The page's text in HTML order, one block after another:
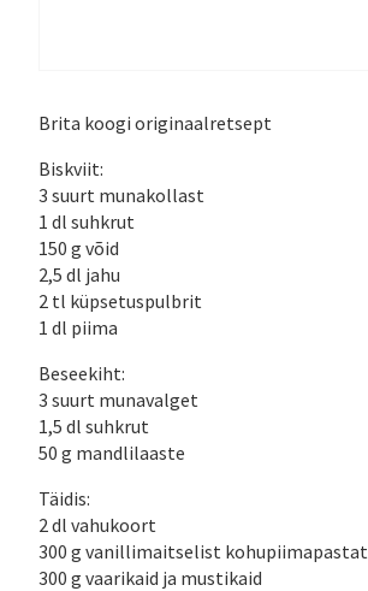
Brita koogi originaalretsept
Biskviit:
3 suurt munakollast
1 dl suhkrut
150 g võid
2,5 dl jahu
2 tl küpsetuspulbrit
1 dl piima
Beseekiht:
3 suurt munavalget
1,5 dl suhkrut
50 g mandlilaaste
Täidis:
2 dl vahukoort
300 g vanillimaitselist kohupiimapastat
300 g vaarikaid ja mustikaid